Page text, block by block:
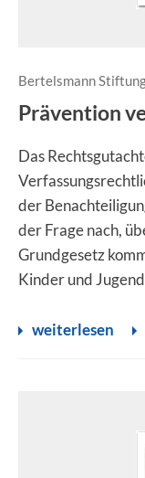
Bertelsmann
Prävention
Das
der
der Frage nach,
Grundgesetz
Kinder und
weiterlesen